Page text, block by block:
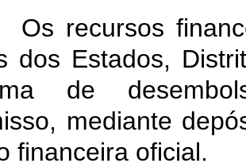
Os recursos
dos Estados,
de
mediante
financeira oficial.